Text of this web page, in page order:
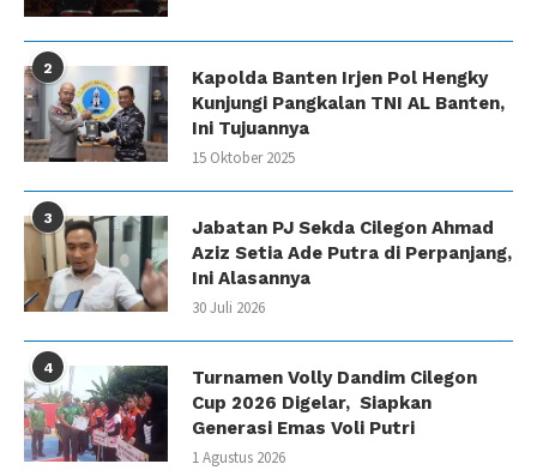
2
Kapolda Banten Irjen Pol Hengky
Kunjungi Pangkalan TNI AL Banten,
Ini Tujuannya
15 Oktober 2025
3
Jabatan PJ Sekda Cilegon Ahmad
Aziz Setia Ade Putra di Perpanjang,
Ini Alasannya
30 Juli 2026
4
Turnamen Volly Dandim Cilegon
Cup 2026 Digelar, Siapkan
Generasi Emas Voli Putri
1 Agustus 2026